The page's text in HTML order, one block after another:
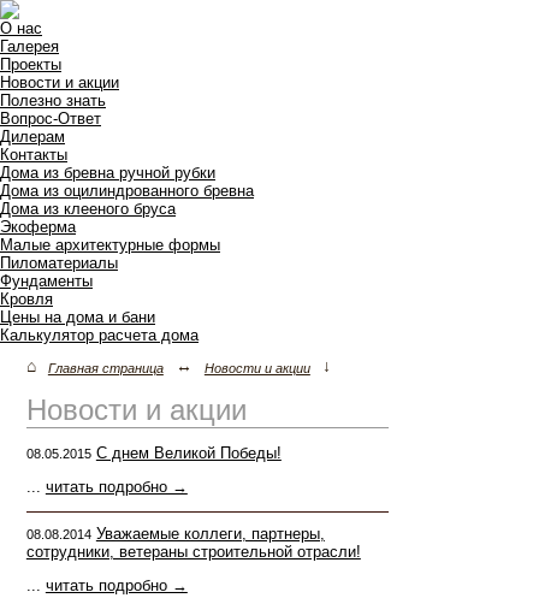
О нас
Галерея
Проекты
Новости и акции
Полезно знать
Вопрос-Ответ
Дилерам
Контакты
Дома из бревна ручной рубки
Дома из оцилиндрованного бревна
Дома из клееного бруса
Экоферма
Малые архитектурные формы
Пиломатериалы
Фундаменты
Кровля
Цены на дома и бани
Калькулятор расчета дома
⌂ Главная страница ↔ Новости и акции ↓
Новости и акции
08.05.2015 С днем Великой Победы!
... читать подробно →
08.08.2014 Уважаемые коллеги, партнеры,
сотрудники, ветераны строительной отрасли!
... читать подробно →